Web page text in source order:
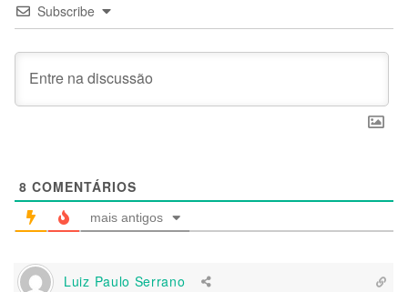
Subscribe
8 COMENTÁRIOS
mais antigos
Luiz Paulo Serrano